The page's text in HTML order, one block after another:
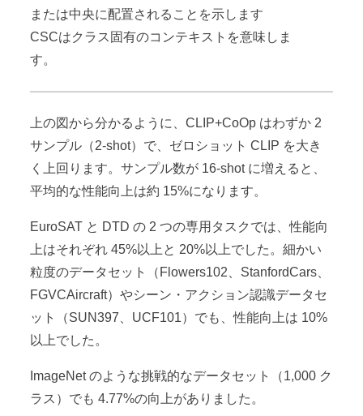
または中央に配置されることを示します
CSCはクラス固有のコンテキストを意味しま
す。
上の図から分かるように、CLIP+CoOp はわずか 2
サンプル（2-shot）で、ゼロショット CLIP を大き
く上回ります。サンプル数が 16-shot に増えると、
平均的な性能向上は約 15%になります。
EuroSAT と DTD の 2 つの専用タスクでは、性能向
上はそれぞれ 45%以上と 20%以上でした。細かい
粒度のデータセット（Flowers102、StanfordCars、
FGVCAircraft）やシーン・アクション認識データセ
ット（SUN397、UCF101）でも、性能向上は 10%
以上でした。
ImageNet のような挑戦的なデータセット（1,000 ク
ラス）でも 4.77%の向上がありました。